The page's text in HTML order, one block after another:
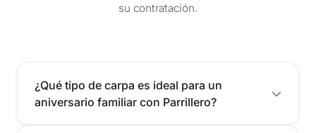
su contratación.
¿Qué tipo de carpa es ideal para un
aniversario familiar con Parrillero?